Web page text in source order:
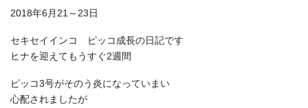
2018年6月21～23日
セキセイインコ ピッコ成長の日記です
ヒナを迎えてもうすぐ2週間
ピッコ3号がそのう炎になっていまい
心配されましたが